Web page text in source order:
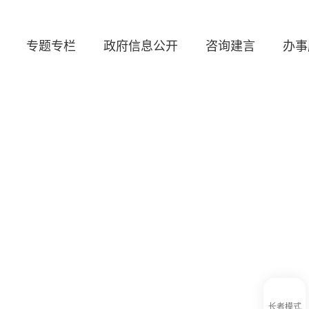
专题专栏 政府信息公开 咨询建言 办